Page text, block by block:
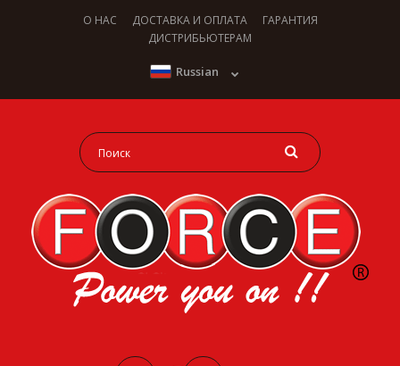
О НАС ДОСТАВКА И ОПЛАТА
ГАРАНТИЯ
ДИСТРИБЬЮТЕРАМ
Russian